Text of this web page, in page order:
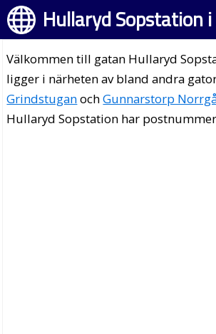
Hullaryd Sopstation
Välkommen till gatan Hullaryd
ligger i närheten av bland andra
GrindstuganochGunnarstorp
Hullaryd Sopstation har